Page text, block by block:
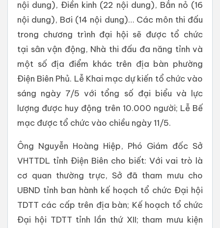
nội dung), Điền kinh (22 nội dung), Bắn nỏ (16
nội dung), Bơi (14 nội dung)… Các môn thi đấu
trong chương trình đại hội sẽ được tổ chức
tại sân vận động, Nhà thi đấu đa năng tỉnh và
một số địa điểm khác trên địa bàn phường
Điện Biên Phủ. Lễ Khai mạc dự kiến tổ chức vào
sáng ngày 7/5 với tổng số đại biểu và lực
lượng được huy động trên 10.000 người; Lễ Bế
mạc được tổ chức vào chiều ngày 11/5.
Ông Nguyễn Hoàng Hiệp, Phó Giám đốc Sở
VHTTDL tỉnh Điện Biên cho biết: Với vai trò là
cơ quan thường trực, Sở đã tham mưu cho
UBND tỉnh ban hành kế hoạch tổ chức Đại hội
TDTT các cấp trên địa bàn; Kế hoạch tổ chức
Đại hội TDTT tỉnh lần thứ XII; tham mưu kiện